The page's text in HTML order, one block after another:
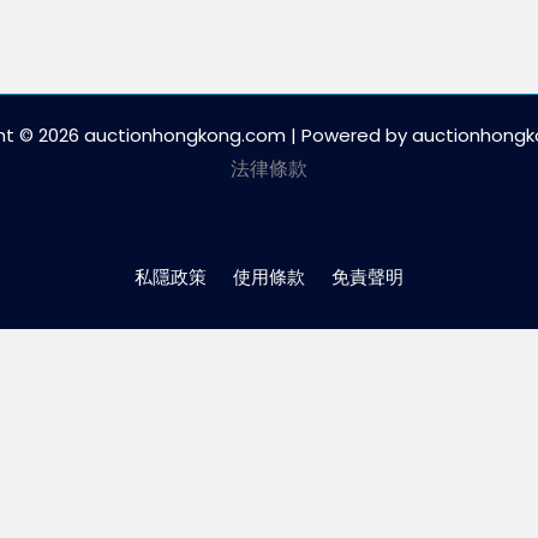
© 2026 auctionhongkong.com | Powered by
法律條款
私隱政策 使用條款 免責聲明